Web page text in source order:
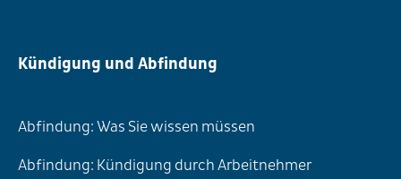
Kündigung und Abfindung
Abfindung: Was Sie wissen müssen
Abfindung: Kündigung durch Arbeitnehmer